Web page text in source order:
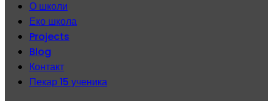
О школи
Еко школа
Projects
Blog
Контакт
Пекар 15 ученика